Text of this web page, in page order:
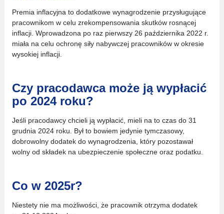
Premia inflacyjna to dodatkowe wynagrodzenie przysługujące
pracownikom w celu zrekompensowania skutków rosnącej
inflacji. Wprowadzona po raz pierwszy 26 października 2022 r.
miała na celu ochronę siły nabywczej pracowników w okresie
wysokiej inflacji.
Czy pracodawca może ją wypłacić
po 2024 roku?
Jeśli pracodawcy chcieli ją wypłacić, mieli na to czas do 31
grudnia 2024 roku. Był to bowiem jedynie tymczasowy,
dobrowolny dodatek do wynagrodzenia, który pozostawał
wolny od składek na ubezpieczenie społeczne oraz podatku.
Co w 2025r?
Niestety nie ma możliwości, że pracownik otrzyma dodatek